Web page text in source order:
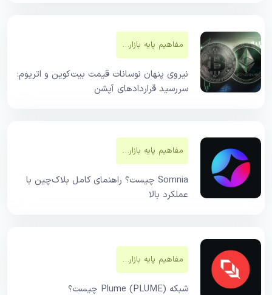
مفاهیم پایه بازار‌های مالی
نیروی پنهان نوسانات قیمت بیت‌کوین و اتریوم:
سررسید قراردادهای آپشن
مفاهیم پایه بازار‌های مالی
Somnia چیست؟ راهنمای کامل بلاک‌چین با
عملکرد بالا
مفاهیم پایه بازار‌های مالی
شبکه Plume (PLUME) چیست؟